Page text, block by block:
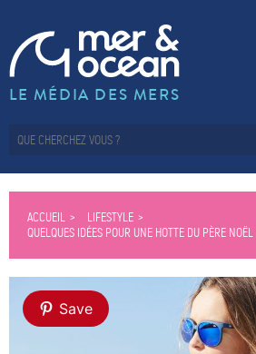
LE MÉDIA DES MERS
ACCUEIL
LIFESTYLE
QUELQUES IDÉES POUR UNE HOTTE DU PÈRE NOËL
Save